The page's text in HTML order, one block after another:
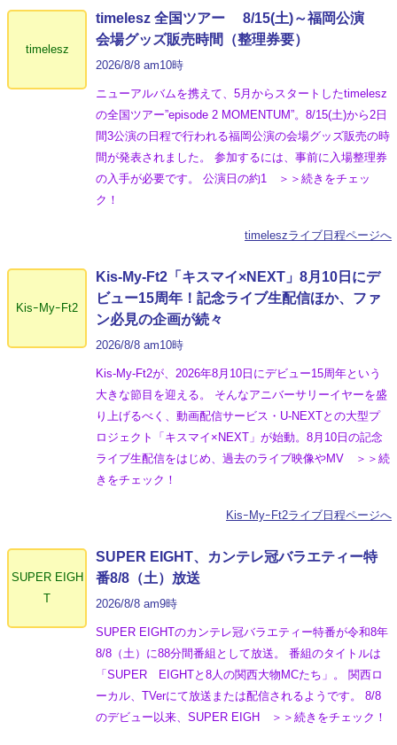
timelesz
timelesz 全国ツアー 8/15(土)～福岡公演
会場グッズ販売時間（整理券要）
2026/8/8 am10時
ニューアルバムを携えて、5月からスタートしたtimelesz
の全国ツアー”episode 2 MOMENTUM”。8/15(土)から2日
間3公演の日程で行われる福岡公演の会場グッズ販売の時
間が発表されました。 参加するには、事前に入場整理券
の入手が必要です。 公演日の約1 ＞＞続きをチェッ
ク！
timeleszライブ日程ページへ
KisｰMyｰFt2
Kis-My-Ft2「キスマイ×NEXT」8月10日にデ
ビュー15周年！記念ライブ生配信ほか、ファ
ン必見の企画が続々
2026/8/8 am10時
Kis-My-Ft2が、2026年8月10日にデビュー15周年という
大きな節目を迎える。 そんなアニバーサリーイヤーを盛
り上げるべく、動画配信サービス・U-NEXTとの大型プ
ロジェクト「キスマイ×NEXT」が始動。8月10日の記念
ライブ生配信をはじめ、過去のライブ映像やMV ＞＞続
きをチェック！
KisｰMyｰFt2ライブ日程ページへ
SUPER EIGH
T
SUPER EIGHT、カンテレ冠バラエティー特
番8/8（土）放送
2026/8/8 am9時
SUPER EIGHTのカンテレ冠バラエティー特番が令和8年
8/8（土）に88分間番組として放送。 番組のタイトルは
「SUPER EIGHTと8人の関西大物MCたち」。 関西ロ
ーカル、TVerにて放送または配信されるようです。 8/8
のデビュー以来、SUPER EIGH ＞＞続きをチェック！